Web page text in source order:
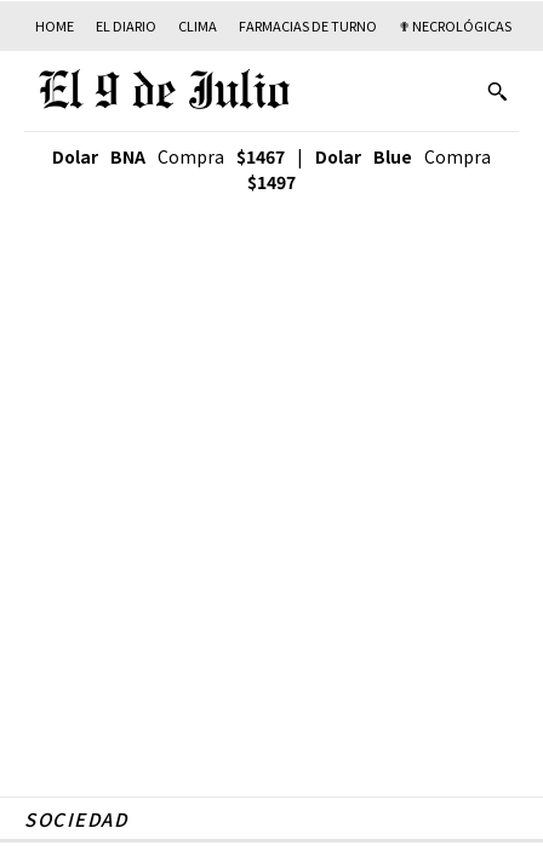
HOME EL DIARIO CLIMA FARMACIAS DE TURNO ✟ NECROLÓGICAS
Dolar BNA Compra $1467 | Dolar Blue Compra
$1497
SOCIEDAD